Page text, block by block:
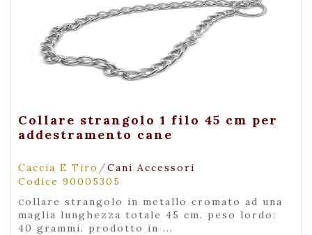
+ Visualizza
Collare strangolo 1 filo 45 cm per
addestramento cane
Caccia E Tiro /Cani Accessori
Codice 90005305
collare strangolo in metallo cromato ad una
maglia lunghezza totale 45 cm. peso lordo:
40 grammi. prodotto in ...